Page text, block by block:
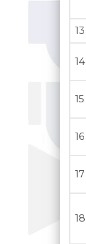
13
14
15
16
17
18